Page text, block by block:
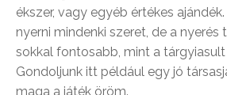
ékszer, vagy egyéb értékes
nyerni mindenki szeret, de a nyerés
sokkal fontosabb, mint a
Gondoljunk itt például egy jó
maga a játék öröm.